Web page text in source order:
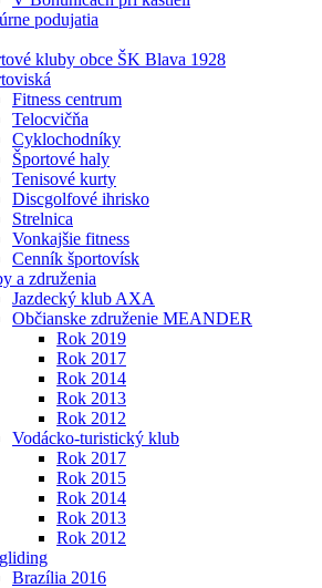
podujatia
kluby obce ŠK Blava 1928
Fitness centrum
Telocvičňa
Cyklochodníky
Športové haly
Tenisové kurty
Discgolfové ihrisko
Strelnica
Vonkajšie fitness
Cenník športovísk
a združenia
Jazdecký klub AXA
Občianske združenie MEANDER
Rok 2019
Rok 2017
Rok 2014
Rok 2013
Rok 2012
Vodácko-turistický klub
Rok 2017
Rok 2015
Rok 2014
Rok 2013
Rok 2012
Brazília 2016